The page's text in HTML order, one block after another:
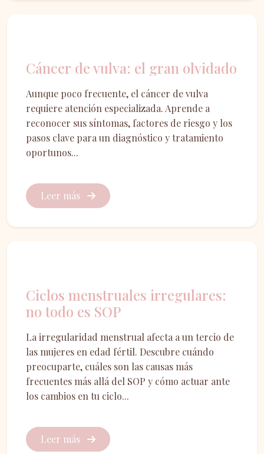
Cáncer de vulva: el gran olvidado
Aunque poco frecuente, el cáncer de vulva
requiere atención especializada. Aprende a
reconocer sus síntomas, factores de riesgo y los
pasos clave para un diagnóstico y tratamiento
oportunos...
Leer más
Ciclos menstruales irregulares:
no todo es SOP
La irregularidad menstrual afecta a un tercio de
las mujeres en edad fértil. Descubre cuándo
preocuparte, cuáles son las causas más
frecuentes más allá del SOP y cómo actuar ante
los cambios en tu ciclo...
Leer más